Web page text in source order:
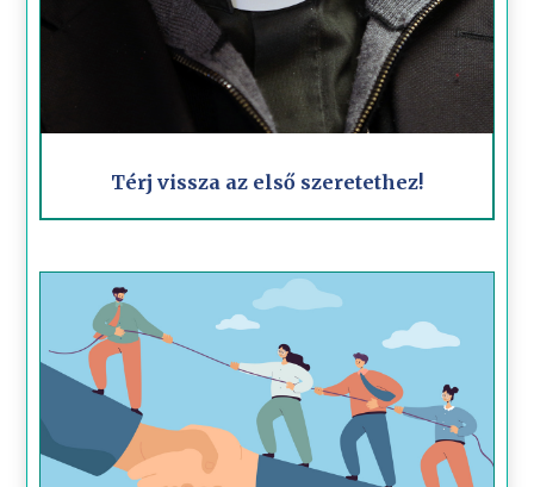
Térj vissza az első szeretethez!